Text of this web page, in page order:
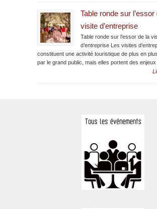
Table ronde sur l’essor
visite d’entreprise
Table ronde sur l’essor de la
d’entreprise Les visites
constituent une activité touristique de plus en
par le grand public, mais elles portent des enjeux